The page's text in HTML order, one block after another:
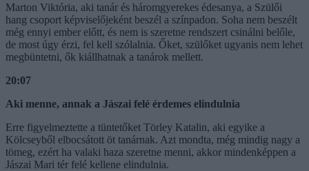
Marton Viktória, aki tanár és háromgyerekes édesanya, a Szülői
hang csoport képviselőjeként beszél a színpadon. Soha nem beszélt
még ennyi ember előtt, és nem is szeretne rendszert csinálni belőle,
de most úgy érzi, fel kell szólalnia. Őket, szülőket ugyanis nem lehet
megbüntetni, ők kiállhatnak a tanárok mellett.
20:07
Aki menne, annak a Jászai felé érdemes elindulnia
Erre figyelmeztette a tüntetőket Törley Katalin, aki egyike a
Kölcseyből elbocsátott öt tanárnak. Azt mondta, még mindig nagy a
tömeg, ezért ha valaki haza szeretne menni, akkor mindenképpen a
Jászai Mari tér felé kellene elindulnia.